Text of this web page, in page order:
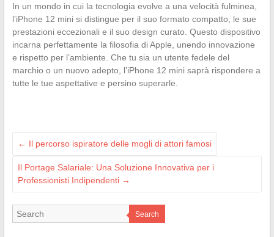
In un mondo in cui la tecnologia evolve a una velocità fulminea,
l’iPhone 12 mini si distingue per il suo formato compatto, le sue
prestazioni eccezionali e il suo design curato. Questo dispositivo
incarna perfettamente la filosofia di Apple, unendo innovazione
e rispetto per l’ambiente. Che tu sia un utente fedele del
marchio o un nuovo adepto, l’iPhone 12 mini saprà rispondere a
tutte le tue aspettative e persino superarle.
← Il percorso ispiratore delle mogli di attori famosi
Il Portage Salariale: Una Soluzione Innovativa per i
Professionisti Indipendenti →
Search